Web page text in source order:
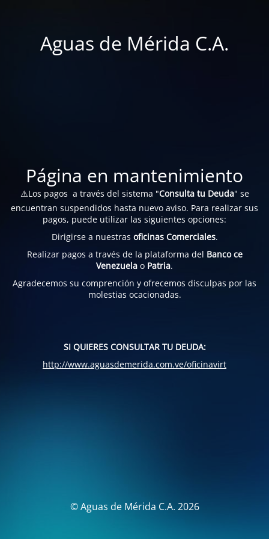
Aguas de Mérida C.A.
Página en mantenimiento
⚠️Los pagos a través del sistema "Consulta tu Deuda" se
encuentran suspendidos hasta nuevo aviso. Para realizar sus
pagos, puede utilizar las siguientes opciones:
Dirigirse a nuestras oficinas Comerciales.
Realizar pagos a través de la plataforma del Banco ce
Venezuela o Patria.
Agradecemos su comprención y ofrecemos disculpas por las
molestias ocacionadas.
SI QUIERES CONSULTAR TU DEUDA:
http://www.aguasdemerida.com.ve/oficinavirt
© Aguas de Mérida C.A. 2026